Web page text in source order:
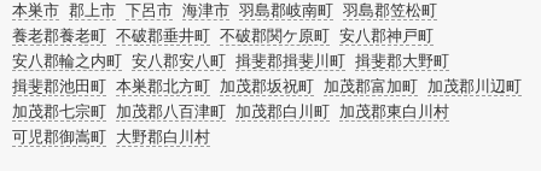
本巣市 郡上市 下呂市 海津市 羽島郡岐南町 羽島郡笠松町
養老郡養老町 不破郡垂井町 不破郡関ケ原町 安八郡神戸町
安八郡輪之内町 安八郡安八町 揖斐郡揖斐川町 揖斐郡大野町
揖斐郡池田町 本巣郡北方町 加茂郡坂祝町 加茂郡富加町 加茂郡川辺町
加茂郡七宗町 加茂郡八百津町 加茂郡白川町 加茂郡東白川村
可児郡御嵩町 大野郡白川村